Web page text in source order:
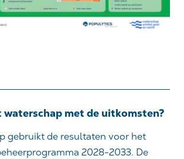
met de uitkomsten?
gebruikt de resultaten voor het
2028-2033. De